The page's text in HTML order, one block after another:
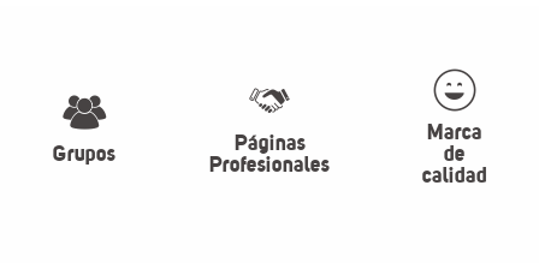
Grupos
Páginas
Profesionales
Marca
de
calidad